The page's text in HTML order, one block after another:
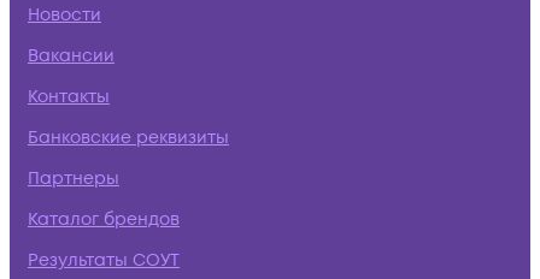
Новости
Вакансии
Контакты
Банковские реквизиты
Партнеры
Каталог брендов
Результаты СОУТ